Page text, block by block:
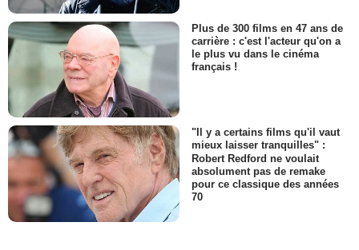
Plus de 300 films en 47 ans de
carrière : c'est l'acteur qu'on a
le plus vu dans le cinéma
français !
"Il y a certains films qu'il vaut
mieux laisser tranquilles" :
Robert Redford ne voulait
absolument pas de remake
pour ce classique des années
70